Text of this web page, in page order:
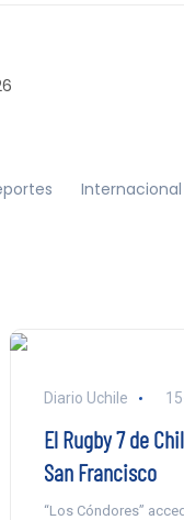
Internacional
Diario Uchile
El Rugby 7 de
San Francisco
“Los Cóndores”